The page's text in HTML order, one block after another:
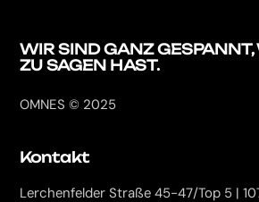
WIR SIND GANZGESPANNT,
ZU SAGEN HAST.
OMNES © 2025
Kontakt
Lerchenfelder Straße 45-47/Top 5 |